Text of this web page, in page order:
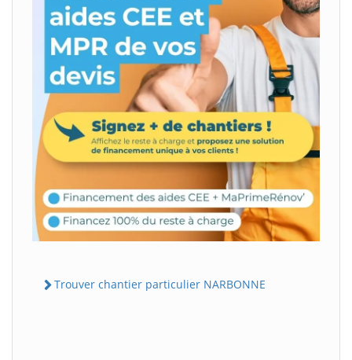
Trouver chantier particulier NARBONNE